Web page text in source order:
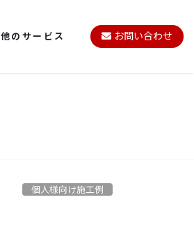
他のサービス お問い合わせ
個人様向け施工例